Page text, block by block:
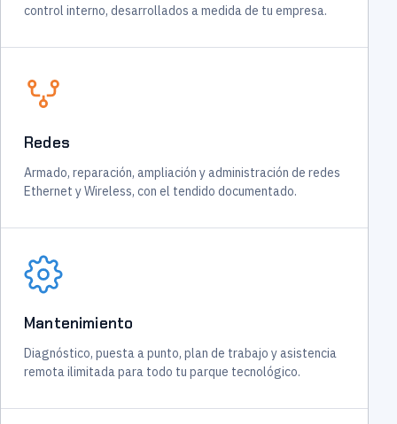
control interno, desarrollados a medida de tu empresa.
Redes
Armado, reparación, ampliación y administración de redes
Ethernet y Wireless, con el tendido documentado.
Mantenimiento
Diagnóstico, puesta a punto, plan de trabajo y asistencia
remota ilimitada para todo tu parque tecnológico.